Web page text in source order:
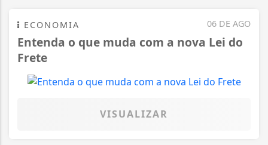
06 DE AGO
ECONOMIA
Entenda o que muda com a nova Lei do
Frete
VISUALIZAR